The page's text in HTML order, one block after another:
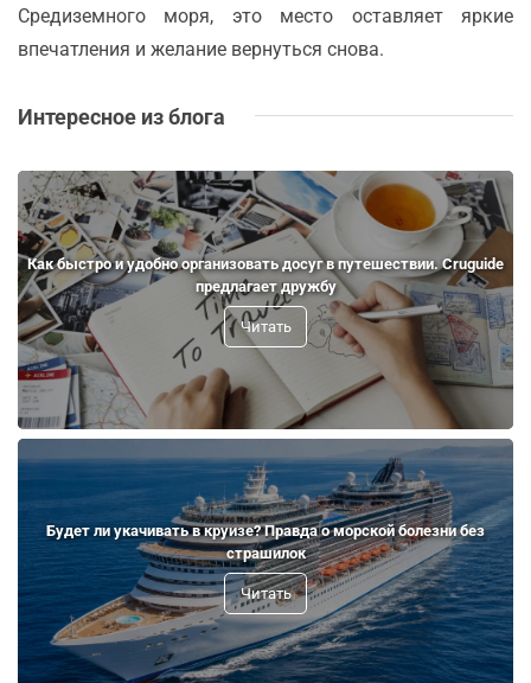
Средиземного моря, это место оставляет яркие
впечатления и желание вернуться снова.
Интересное из блога
Как быстро и удобно организовать досуг в путешествии. Cruguide
предлагает дружбу
Читать
Будет ли укачивать в круизе? Правда о морской болезни без
страшилок
Читать